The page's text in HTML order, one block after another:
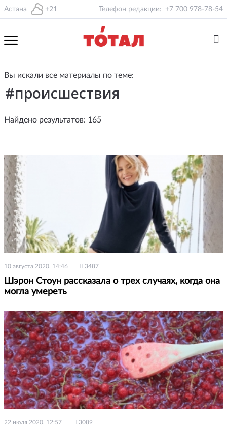
Астана +21 Телефон редакции: +7 700 978-78-54
Вы искали все материалы по теме:
Найдено результатов: 165
10 августа 2020, 14:46 3487
Шэрон Стоун рассказала о трех случаях, когда она
могла умереть
22 июля 2020, 12:57 3089